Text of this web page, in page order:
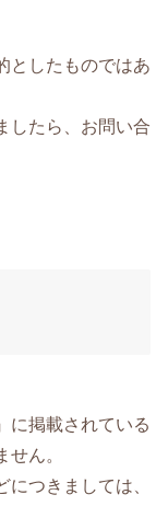
としたものではあ
したら、お問い合
に掲載されている
ん。
つきましては、